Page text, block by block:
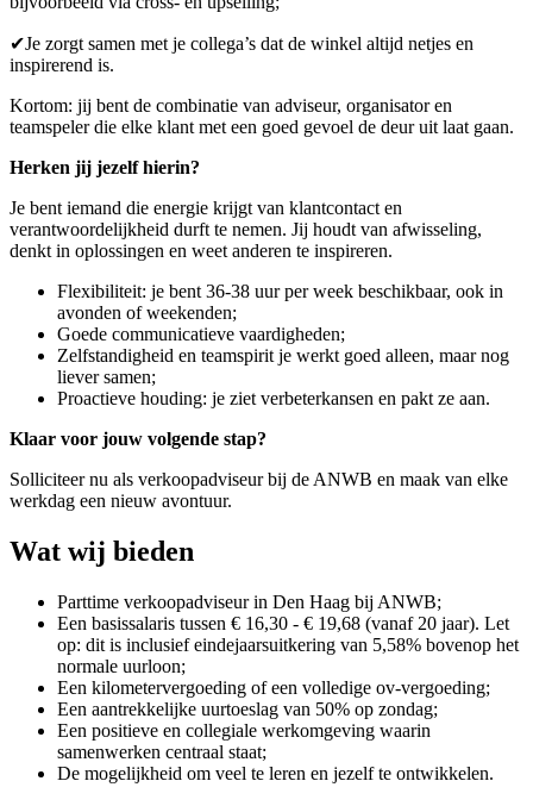
✔Je zorgt samen met je collega’s dat de winkel altijd netjes en
inspirerend is.
Kortom: jij bent de combinatie van adviseur, organisator en
teamspeler die elke klant met een goed gevoel de deur uit laat gaan.
Herken jij jezelf hierin?
Je bent iemand die energie krijgt van klantcontact en
verantwoordelijkheid durft te nemen. Jij houdt van afwisseling,
denkt in oplossingen en weet anderen te inspireren.
Flexibiliteit: je bent 36-38 uur per week beschikbaar, ook in
avonden of weekenden;
Goede communicatieve vaardigheden;
Zelfstandigheid en teamspirit je werkt goed alleen, maar nog
liever samen;
Proactieve houding: je ziet verbeterkansen en pakt ze aan.
Klaar voor jouw volgende stap?
Solliciteer nu als verkoopadviseur bij de ANWB en maak van elke
werkdag een nieuw avontuur.
Wat wij bieden
Parttime verkoopadviseur in Den Haag bij ANWB;
Een basissalaris tussen € 16,30 - € 19,68 (vanaf 20 jaar). Let
op: dit is inclusief eindejaarsuitkering van 5,58% bovenop het
normale uurloon;
Een kilometervergoeding of een volledige ov-vergoeding;
Een aantrekkelijke uurtoeslag van 50% op zondag;
Een positieve en collegiale werkomgeving waarin
samenwerken centraal staat;
De mogelijkheid om veel te leren en jezelf te ontwikkelen.